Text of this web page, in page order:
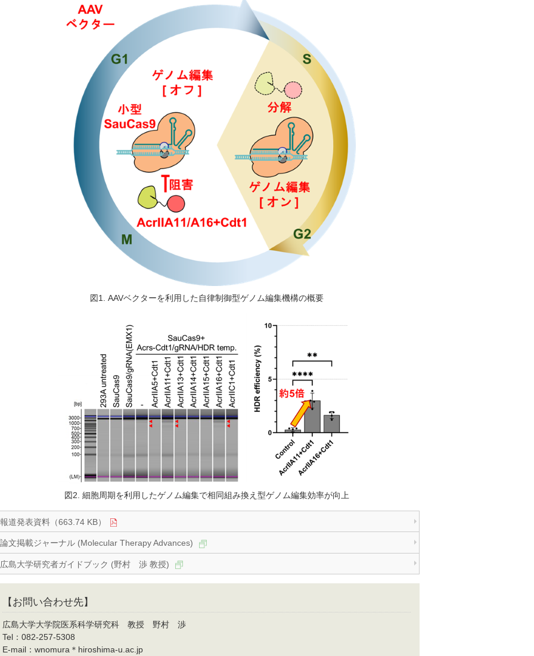
図1. AAVベクターを利用した自律制御型ゲノム編集機構の概要
図2. 細胞周期を利用したゲノム編集で相同組み換え型ゲノム編集効率が向上
報道発表資料（663.74 KB）
論文掲載ジャーナル (Molecular Therapy Advances)
広島大学研究者ガイドブック (野村 渉 教授)
【お問い合わせ先】
広島大学大学院医系科学研究科 教授 野村 渉
Tel：082-257-5308
E-mail：wnomura＊hiroshima-u.ac.jp